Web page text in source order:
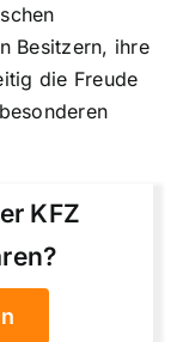
Besitzern, ihre
die Freude
KFZ